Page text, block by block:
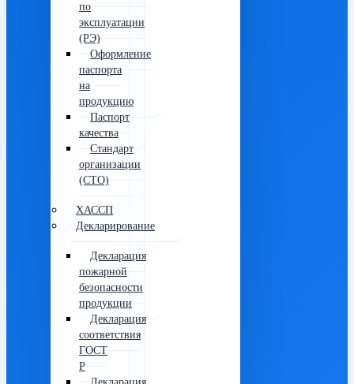
по
эксплуатации
(РЭ)
Оформление
паспорта
на
продукцию
Паспорт
качества
Стандарт
организации
(СТО)
ХАССП
Декларирование
Декларация
пожарной
безопасности
продукции
Декларация
соответствия
ГОСТ
Р